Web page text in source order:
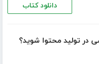
دانلود کتاب
در تولید محتوا شوید؟